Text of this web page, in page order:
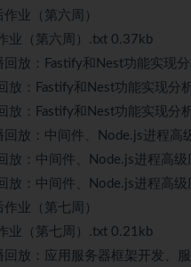
业（第六周）
业（第六周）.txt 0.37kb
放：Fastify和Nest功能实现
放：Fastify和Nest功能实现分
放：Fastify和Nest功能实现分
放：中间件、Node.js进程高
放：中间件、Node.js进程高
放：中间件、Node.js进程高
业（第七周）
业（第七周）.txt 0.21kb
放：应用服务器框架开发、